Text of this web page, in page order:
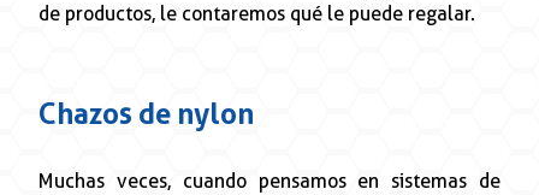
de productos, le contaremos qué le puede regalar.
Chazos de nylon
Muchas veces, cuando pensamos en sistemas de